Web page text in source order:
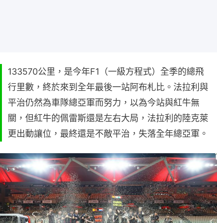
133570公里，是今年F1（一級方程式）全季的總飛
行里數，終於來到全年最後一站阿布札比。法拉利與
平治仍然為車隊總亞軍而努力，以為今站與紅牛無
關，但紅牛的佩雷斯還是左右大局，法拉利的陸克萊
更出動讓位，最終還是不敵平治，失落全年總亞軍。